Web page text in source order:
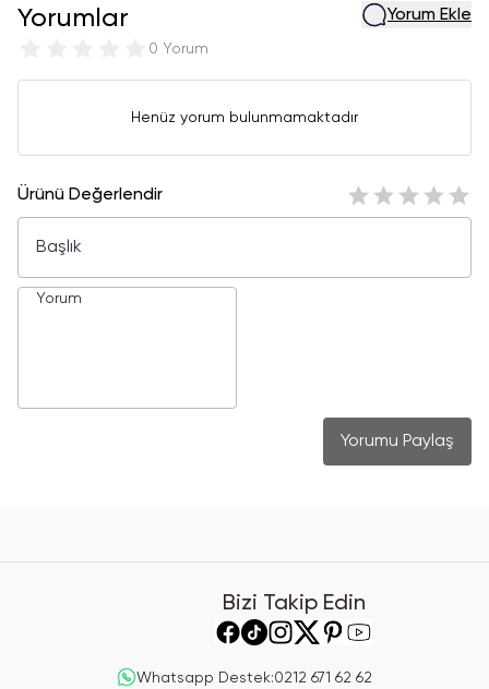
Yorumlar
0 Yorum
Yorum Ekle
Henüz yorum bulunmamaktadır
Ürünü Değerlendir
Yorumu Paylaş
Bizi Takip Edin
Whatsapp Destek:0212 671 62 62